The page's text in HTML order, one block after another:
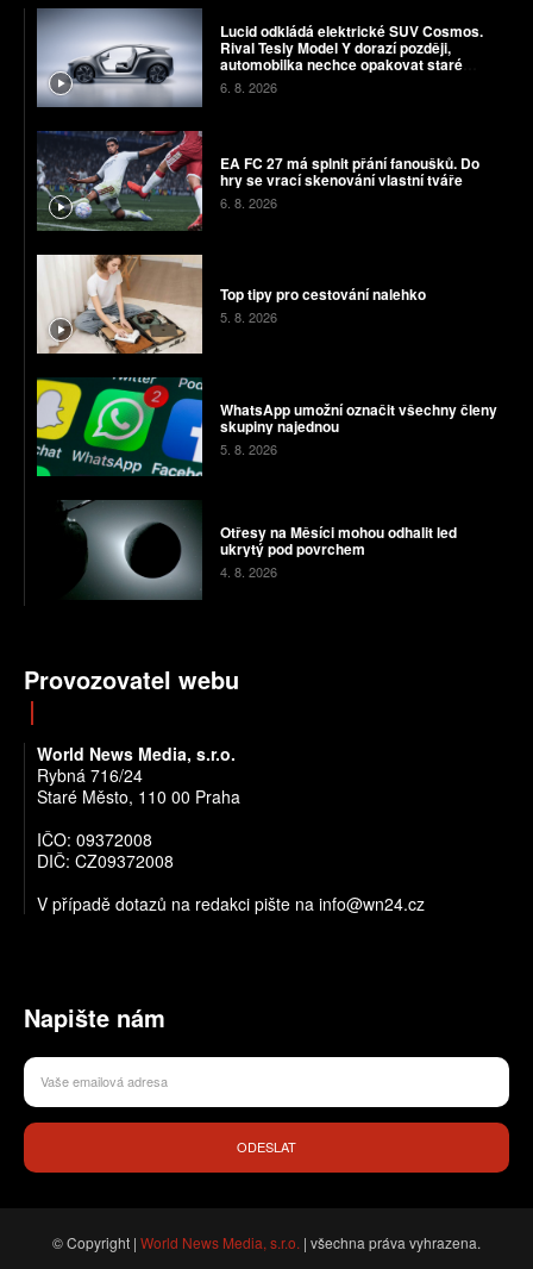
Lucid odkládá elektrické SUV Cosmos.
Rival Tesly Model Y dorazí později,
automobilka nechce opakovat staré
chyby
6. 8. 2026
EA FC 27 má splnit přání fanoušků. Do
hry se vrací skenování vlastní tváře
6. 8. 2026
Top tipy pro cestování nalehko
5. 8. 2026
WhatsApp umožní označit všechny členy
skupiny najednou
5. 8. 2026
Otřesy na Měsíci mohou odhalit led
ukrytý pod povrchem
4. 8. 2026
Provozovatel webu
World News Media, s.r.o.
Rybná 716/24
Staré Město, 110 00 Praha
IČO: 09372008
DIČ: CZ09372008
V případě dotazů na redakci pište na info@wn24.cz
Napište nám
ODESLAT
© Copyright | World News Media, s.r.o. | všechna práva vyhrazena.